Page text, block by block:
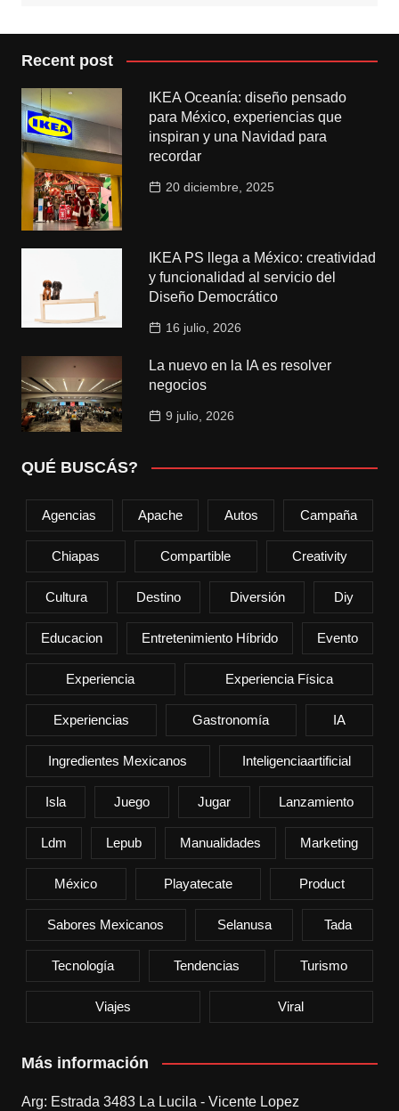
Recent post
IKEA Oceanía: diseño pensado
para México, experiencias que
inspiran y una Navidad para
recordar
20 diciembre, 2025
IKEA PS llega a México: creatividad
y funcionalidad al servicio del
Diseño Democrático
16 julio, 2026
La nuevo en la IA es resolver
negocios
9 julio, 2026
QUÉ BUSCÁS?
Agencias Apache Autos Campaña
Chiapas Compartible Creativity
Cultura Destino Diversión Diy
Educacion Entretenimiento Híbrido Evento
Experiencia Experiencia Física
Experiencias Gastronomía IA
Ingredientes Mexicanos Inteligenciaartificial
Isla Juego Jugar Lanzamiento
Ldm Lepub Manualidades Marketing
México Playatecate Product
Sabores Mexicanos Selanusa Tada
Tecnología Tendencias Turismo
Viajes Viral
Más información
Arg: Estrada 3483 La Lucila - Vicente Lopez